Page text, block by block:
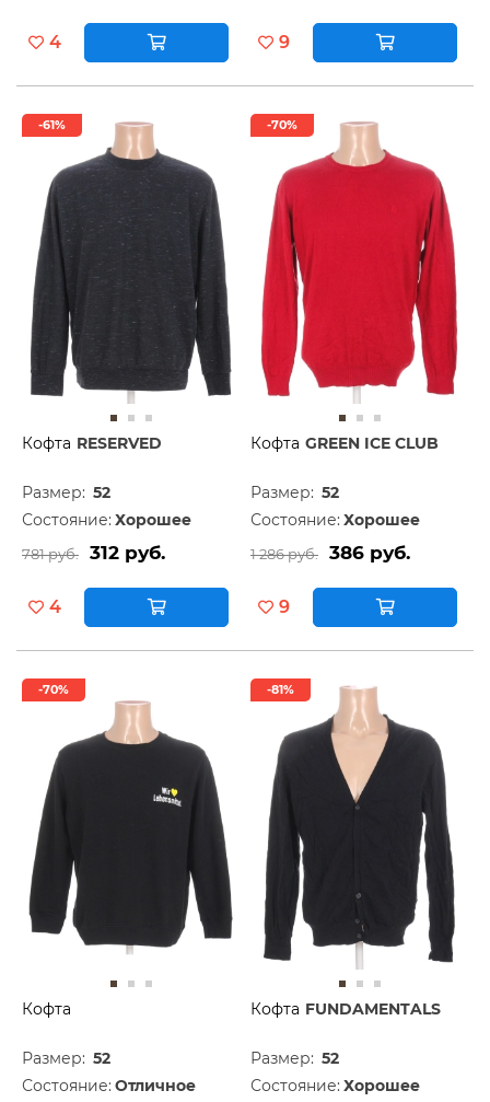
4 9
-61%
Кофта RESERVED
Размер: 52
Состояние: Хорошее
781 руб. 312 руб.
4
-70%
Кофта GREEN ICE CLUB
Размер: 52
Состояние: Хорошее
1 286 руб. 386 руб.
9
-70%
Кофта
Размер: 52
Состояние: Отличное
-81%
Кофта FUNDAMENTALS
Размер: 52
Состояние: Хорошее